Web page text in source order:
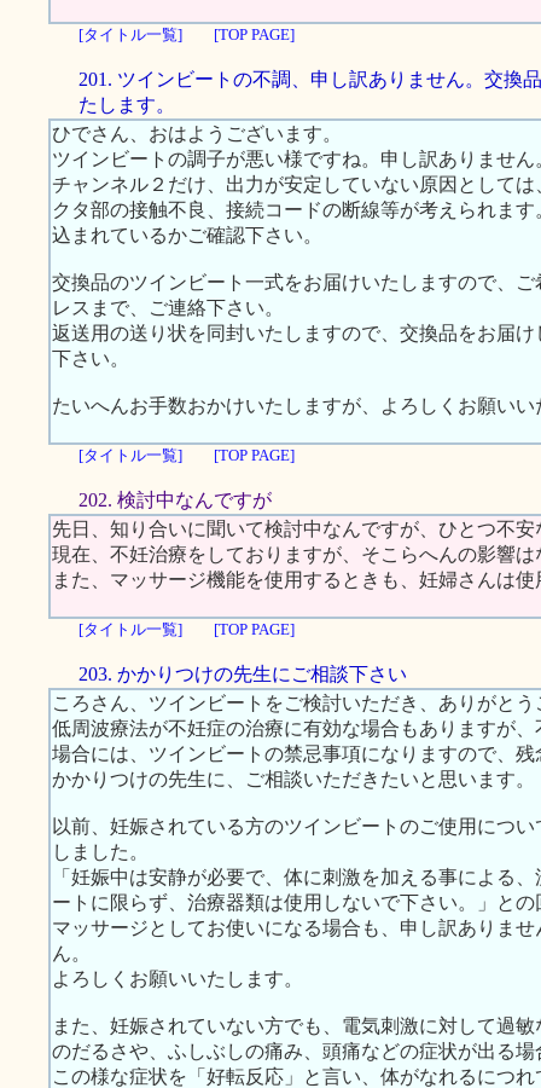
[タイトル一覧] [TOP PAGE]
201. ツインビートの不調、申し訳ありません。交換
たします。
ひでさん、おはようございます。
ツインビートの調子が悪い様ですね。申し訳ありません
チャンネル２だけ、出力が安定していない原因として
クタ部の接触不良、接続コードの断線等が考えられま
込まれているかご確認下さい。
交換品のツインビート一式をお届けいたしますので、
レスまで、ご連絡下さい。
返送用の送り状を同封いたしますので、交換品をお届
下さい。
たいへんお手数おかけいたしますが、よろしくお願いい
[タイトル一覧] [TOP PAGE]
202. 検討中なんですが
先日、知り合いに聞いて検討中なんですが、ひとつ不
現在、不妊治療をしておりますが、そこらへんの影響
また、マッサージ機能を使用するときも、妊婦さんは
[タイトル一覧] [TOP PAGE]
203. かかりつけの先生にご相談下さい
ころさん、ツインビートをご検討いただき、ありがと
低周波療法が不妊症の治療に有効な場合もありますが
場合には、ツインビートの禁忌事項になりますので、
かかりつけの先生に、ご相談いただきたいと思います。
以前、妊娠されている方のツインビートのご使用につ
しました。
「妊娠中は安静が必要で、体に刺激を加える事による
ートに限らず、治療器類は使用しないで下さい。」との
マッサージとしてお使いになる場合も、申し訳ありま
ん。
よろしくお願いいたします。
また、妊娠されていない方でも、電気刺激に対して過
のだるさや、ふしぶしの痛み、頭痛などの症状が出る
この様な症状を「好転反応」と言い、体がなれるにつ